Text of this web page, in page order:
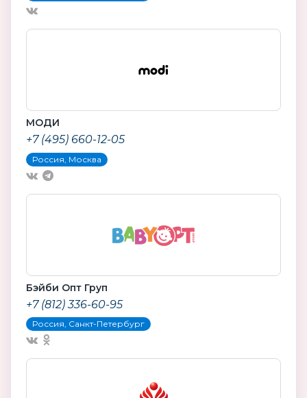
МОДИ
+7 (495) 660-12-05
Россия, Москва
Бэйби Опт Груп
+7 (812) 336-60-95
Россия, Санкт-Петербург